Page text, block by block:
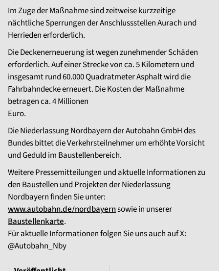
Im Zuge der Maßnahme sind zeitweise kurzzeitige
nächtliche Sperrungen der Anschlussstellen Aurach und
Herrieden erforderlich.
Die Deckenerneuerung ist wegen zunehmender Schäden
erforderlich. Auf einer Strecke von ca. 5 Kilometern und
insgesamt rund 60.000 Quadratmeter Asphalt wird die
Fahrbahndecke erneuert. Die Kosten der Maßnahme
betragen ca. 4 Millionen
Euro.
Die Niederlassung Nordbayern der Autobahn GmbH des
Bundes bittet die Verkehrsteilnehmer um erhöhte Vorsicht
und Geduld im Baustellenbereich.
Weitere Pressemitteilungen und aktuelle Informationen zu
den Baustellen und Projekten der Niederlassung
Nordbayern finden Sie unter:
www.autobahn.de/nordbayernsowie in unserer
Baustellenkarte.
Für aktuelle Informationen folgen Sie uns auch auf X:
@Autobahn_Nby